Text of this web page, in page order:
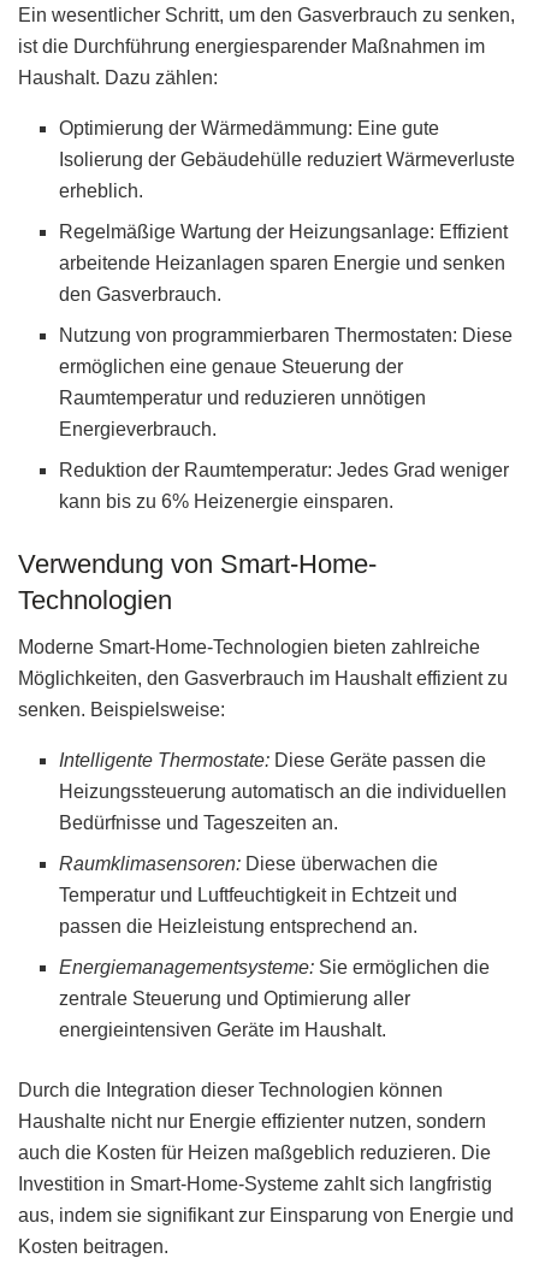
Ein wesentlicher Schritt, um den Gasverbrauch zu senken,
ist die Durchführung energiesparender Maßnahmen im
Haushalt. Dazu zählen:
Optimierung der Wärmedämmung: Eine gute
Isolierung der Gebäudehülle reduziert Wärmeverluste
erheblich.
Regelmäßige Wartung der Heizungsanlage: Effizient
arbeitende Heizanlagen sparen Energie und senken
den Gasverbrauch.
Nutzung von programmierbaren Thermostaten: Diese
ermöglichen eine genaue Steuerung der
Raumtemperatur und reduzieren unnötigen
Energieverbrauch.
Reduktion der Raumtemperatur: Jedes Grad weniger
kann bis zu 6% Heizenergie einsparen.
Verwendung von Smart-Home-
Technologien
Moderne Smart-Home-Technologien bieten zahlreiche
Möglichkeiten, den Gasverbrauch im Haushalt effizient zu
senken. Beispielsweise:
Intelligente Thermostate: Diese Geräte passen die
Heizungssteuerung automatisch an die individuellen
Bedürfnisse und Tageszeiten an.
Raumklimasensoren: Diese überwachen die
Temperatur und Luftfeuchtigkeit in Echtzeit und
passen die Heizleistung entsprechend an.
Energiemanagementsysteme: Sie ermöglichen die
zentrale Steuerung und Optimierung aller
energieintensiven Geräte im Haushalt.
Durch die Integration dieser Technologien können
Haushalte nicht nur Energie effizienter nutzen, sondern
auch die Kosten für Heizen maßgeblich reduzieren. Die
Investition in Smart-Home-Systeme zahlt sich langfristig
aus, indem sie signifikant zur Einsparung von Energie und
Kosten beitragen.